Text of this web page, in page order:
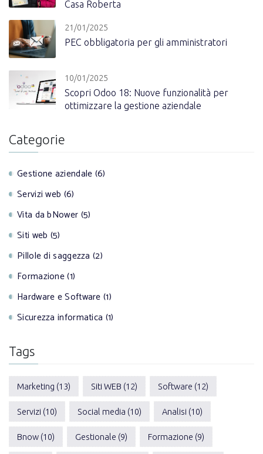
Casa Roberta
21/01/2025
PEC obbligatoria per gli amministratori
10/01/2025
Scopri Odoo 18: Nuove funzionalità per
ottimizzare la gestione aziendale
Categorie
Gestione aziendale (6)
Servizi web (6)
Vita da bNower (5)
Siti web (5)
Pillole di saggezza (2)
Formazione (1)
Hardware e Software (1)
Sicurezza informatica (1)
Tags
Marketing (13) Siti WEB (12) Software (12)
Servizi (10) Social media (10) Analisi (10)
Bnow (10) Gestionale (9) Formazione (9)